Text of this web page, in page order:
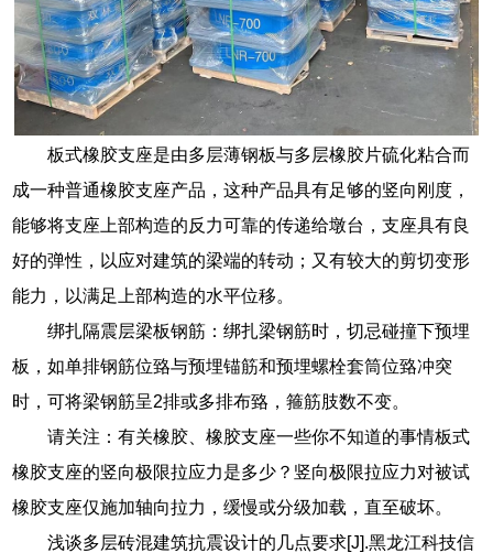
板式橡胶支座是由多层薄钢板与多层橡胶片硫化粘合而
成一种普通橡胶支座产品，这种产品具有足够的竖向刚度，
能够将支座上部构造的反力可靠的传递给墩台，支座具有良
好的弹性，以应对建筑的梁端的转动；又有较大的剪切变形
能力，以满足上部构造的水平位移。
绑扎隔震层梁板钢筋：绑扎梁钢筋时，切忌碰撞下预埋
板，如单排钢筋位臵与预埋锚筋和预埋螺栓套筒位臵冲突
时，可将梁钢筋呈2排或多排布臵，箍筋肢数不变。
请关注：有关橡胶、橡胶支座一些你不知道的事情板式
橡胶支座的竖向极限拉应力是多少？竖向极限拉应力对被试
橡胶支座仅施加轴向拉力，缓慢或分级加载，直至破坏。
浅谈多层砖混建筑抗震设计的几点要求[J].黑龙江科技信